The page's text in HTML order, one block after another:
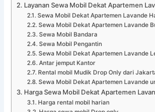
Layanan Sewa Mobil Dekat Apartemen
Sewa Mobil Dekat Apartemen Lavande
Sewa Mobil Dekat Apartemen Lavande
Sewa Mobil Bandara
Sewa Mobil Pengantin
Sewa Mobil Dekat Apartemen Lavande
Antar jemput Kantor
Rental mobil Mudik Drop Only dari
Sewa Mobil Dekat Apartemen Lavande
Harga Sewa Mobil Dekat Apartemen
Harga rental mobil harian